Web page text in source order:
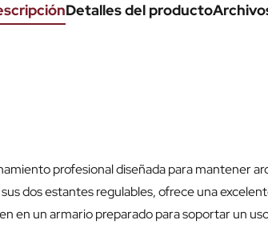
Detalles del producto
profesional diseñada para mantener
dos estantes regulables, ofrece una
en un armario preparado para soportar un